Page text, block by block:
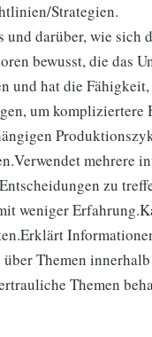
Strategien.
und darüber, wie
bewusst, die das
und hat die
um
mehrere
zu
weniger
Themen
Themen